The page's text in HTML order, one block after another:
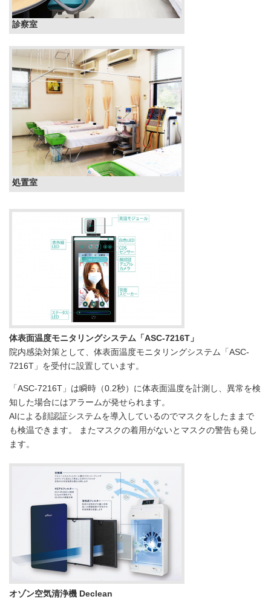
診察室
処置室
体表面温度モニタリングシステム「ASC-7216T」
院内感染対策として、体表面温度モニタリングシステム「ASC-
7216T」を受付に設置しています。
「ASC-7216T」は瞬時（0.2秒）に体表面温度を計測し、異常を検
知した場合にはアラームが発せられます。
AIによる顔認証システムを導入しているのでマスクをしたままで
も検温できます。 またマスクの着用がないとマスクの警告も発し
ます。
オゾン空気清浄機 Declean